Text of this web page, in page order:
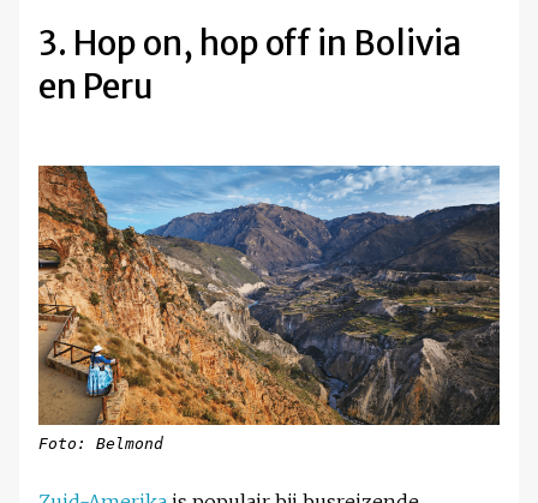
3. Hop on, hop off in Bolivia
en Peru
Foto: Belmond